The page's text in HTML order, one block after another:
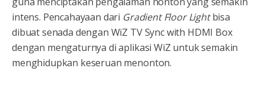
intens. Pencahayaan dari Gradient Floor Lightbisa
dibuat senada dengan WiZ TV Sync with HDMI Box
dengan mengaturnya di aplikasi WiZ untuk semakin
menghidupkan keseruan menonton.